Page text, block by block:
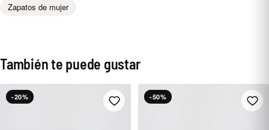
Zapatos de mujer
También te puede gustar
-20% -50%